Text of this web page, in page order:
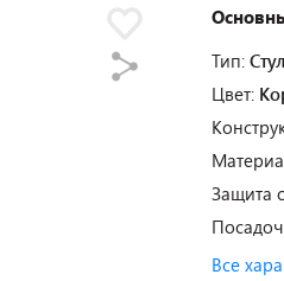
Тип: Стул
Цвет:
Защита
Все